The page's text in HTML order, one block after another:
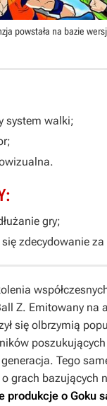
powstała na bazie
system walki;
gry;
zdecydowanie za
Z. Emitowany na
się olbrzymią
poszukujących
generacja. Tego
grach bazujących
produkcje o Goku